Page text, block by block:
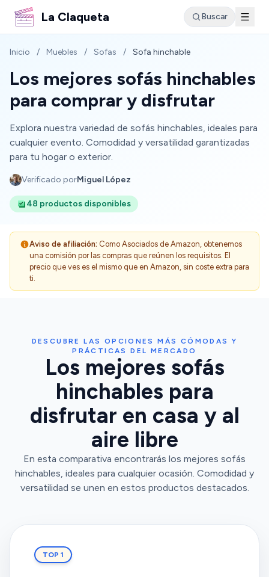
La Claqueta Buscar
Inicio / Muebles / Sofas / Sofa hinchable
Los mejores sofás hinchables
para comprar y disfrutar
Explora nuestra variedad de sofás hinchables, ideales para
cualquier evento. Comodidad y versatilidad garantizadas
para tu hogar o exterior.
Verificado porMiguel López
48 productos disponibles
Aviso de afiliación: Como Asociados de Amazon, obtenemos
una comisión por las compras que reúnen los requisitos. El
precio que ves es el mismo que en Amazon, sin coste extra para
ti.
DESCUBRE LAS OPCIONES MÁS CÓMODAS Y
PRÁCTICAS DEL MERCADO
Los mejores sofás
hinchables para
disfrutar en casa y al
aire libre
En esta comparativa encontrarás los mejores sofás
hinchables, ideales para cualquier ocasión. Comodidad y
versatilidad se unen en estos productos destacados.
TOP 1